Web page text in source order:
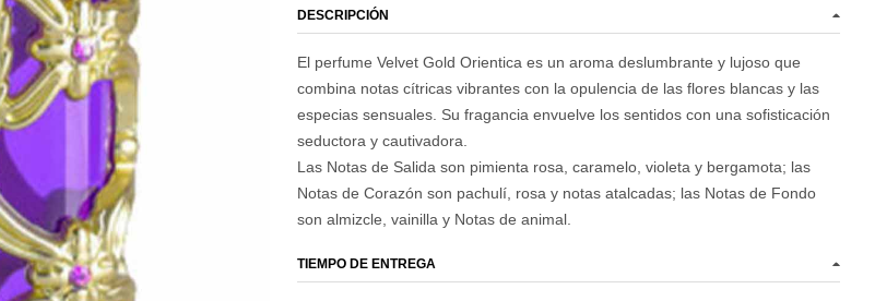
DESCRIPCIÓN
El perfume Velvet Gold Orientica es un aroma deslumbrante y lujoso que
combina notas cítricas vibrantes con la opulencia de las flores blancas y las
especias sensuales. Su fragancia envuelve los sentidos con una sofisticación
seductora y cautivadora.
Las Notas de Salida son pimienta rosa, caramelo, violeta y bergamota; las
Notas de Corazón son pachulí, rosa y notas atalcadas; las Notas de Fondo
son almizcle, vainilla y Notas de animal.
TIEMPO DE ENTREGA